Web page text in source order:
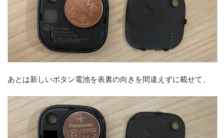
あとは新しいボタン電池を表裏の向きを間違えずに載せて、